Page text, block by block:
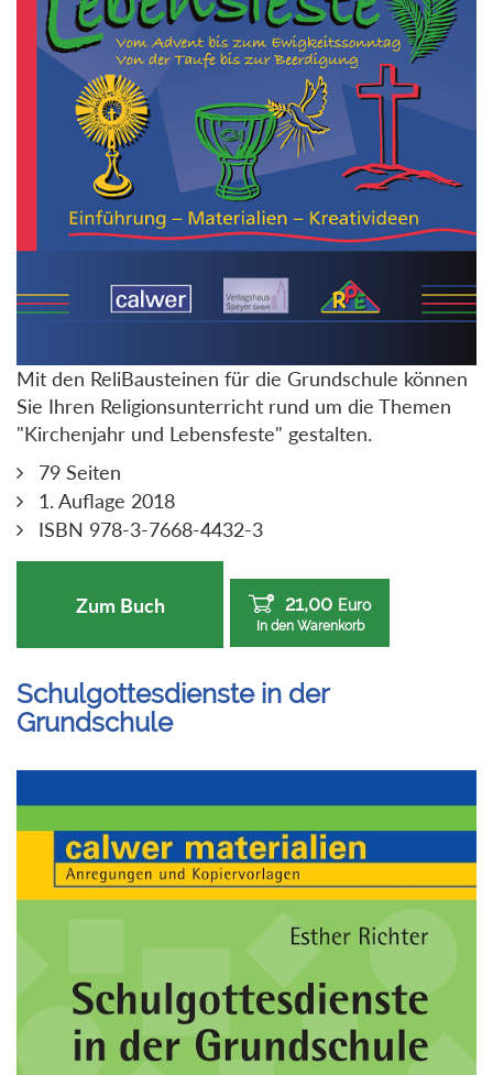
Mit den ReliBausteinen für die Grundschule können
Sie Ihren Religionsunterricht rund um die Themen
"Kirchenjahr und Lebensfeste" gestalten.
79 Seiten
1. Auflage 2018
ISBN 978-3-7668-4432-3
Zum Buch 21,00 Euro
In den Warenkorb
Schulgottesdienste in der
Grundschule